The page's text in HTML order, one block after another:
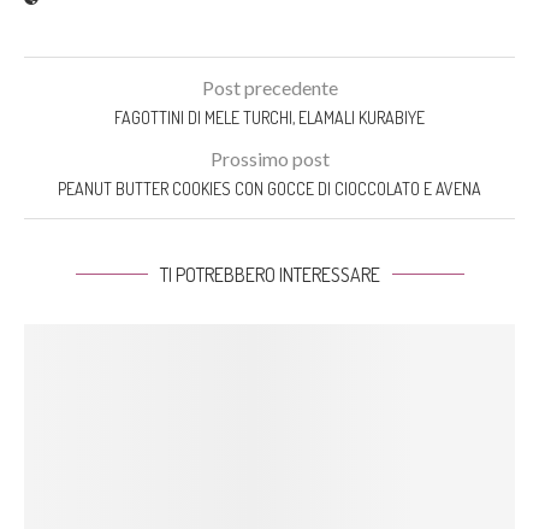
Post precedente
FAGOTTINI DI MELE TURCHI, ELAMALI KURABIYE
Prossimo post
PEANUT BUTTER COOKIES CON GOCCE DI CIOCCOLATO E AVENA
TI POTREBBERO INTERESSARE